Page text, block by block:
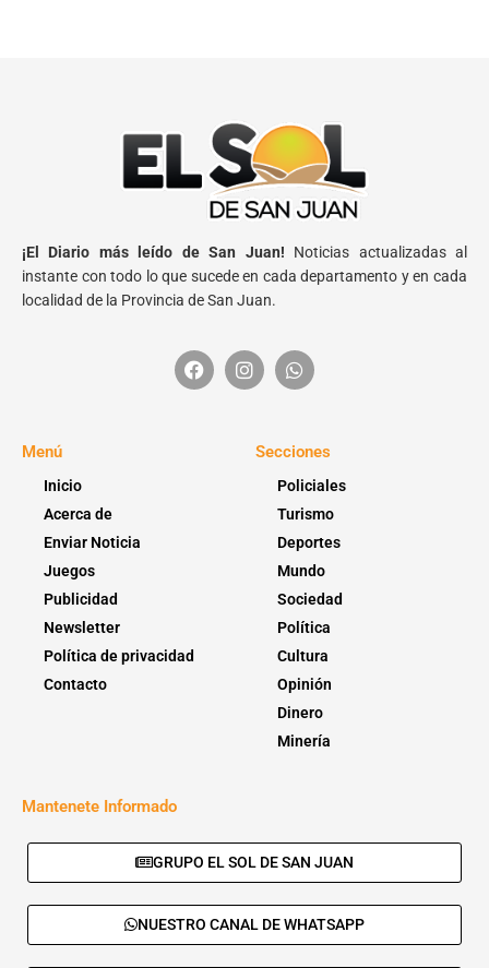
¡El Diario más leído de San Juan! Noticias actualizadas al
instante con todo lo que sucede en cada departamento y en cada
localidad de la Provincia de San Juan.
Menú
Inicio
Acerca de
Enviar Noticia
Juegos
Publicidad
Newsletter
Política de privacidad
Contacto
Secciones
Policiales
Turismo
Deportes
Mundo
Sociedad
Política
Cultura
Opinión
Dinero
Minería
Mantenete Informado
GRUPO EL SOL DE SAN JUAN
NUESTRO CANAL DE WHATSAPP